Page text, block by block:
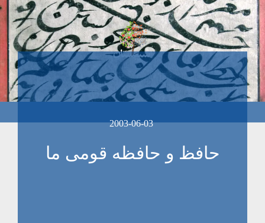
2003-06-03
حافظ و حافظه قومی ما